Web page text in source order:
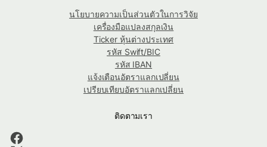
นโยบายความเป็นส่วนตัวในการวิจัย
เครื่องมือแปลงสกุลเงิน
Ticker หุ้นต่างประเทศ
รหัส Swift/BIC
รหัส IBAN
แจ้งเตือนอัตราแลกเปลี่ยน
เปรียบเทียบอัตราแลกเปลี่ยน
ติดตามเรา